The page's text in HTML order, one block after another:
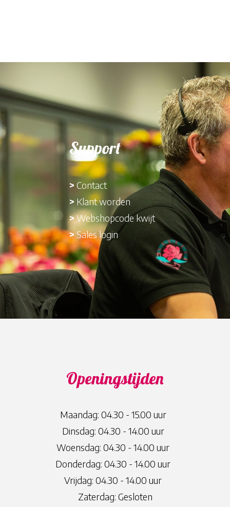
Support
> Contact
> Klant worden
>Webshopcode kwijt
>Sales login
Openingstijden
Maandag: 04.30 - 15.00 uur
Dinsdag: 04.30 - 14.00 uur
Woensdag: 04.30 - 14.00 uur
Donderdag: 04.30 - 14.00 uur
Vrijdag: 04.30 - 14.00 uur
Zaterdag: Gesloten